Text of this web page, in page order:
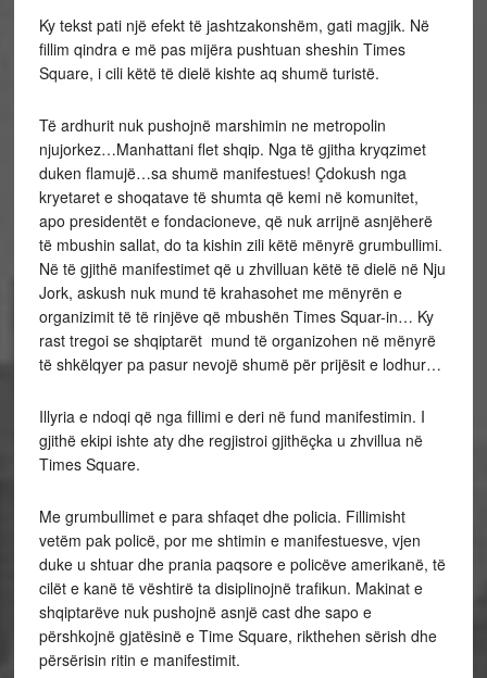
Ky tekst pati një efekt të jashtzakonshëm, gati magjik. Në
fillim qindra e më pas mijëra pushtuan sheshin Times
Square, i cili këtë të dielë kishte aq shumë turistë.
Të ardhurit nuk pushojnë marshimin ne metropolin
njujorkez…Manhattani flet shqip. Nga të gjitha kryqzimet
duken flamujë…sa shumë manifestues! Çdokush nga
kryetaret e shoqatave të shumta që kemi në komunitet,
apo presidentët e fondacioneve, që nuk arrijnë asnjëherë
të mbushin sallat, do ta kishin zili këtë mënyrë grumbullimi.
Në të gjithë manifestimet që u zhvilluan këtë të dielë në Nju
Jork, askush nuk mund të krahasohet me mënyrën e
organizimit të të rinjëve që mbushën Times Squar-in… Ky
rast tregoi se shqiptarët mund të organizohen në mënyrë
të shkëlqyer pa pasur nevojë shumë për prijësit e lodhur…
Illyria e ndoqi që nga fillimi e deri në fund manifestimin. I
gjithë ekipi ishte aty dhe regjistroi gjithëçka u zhvillua në
Times Square.
Me grumbullimet e para shfaqet dhe policia. Fillimisht
vetëm pak policë, por me shtimin e manifestuesve, vjen
duke u shtuar dhe prania paqsore e policëve amerikanë, të
cilët e kanë të vështirë ta disiplinojnë trafikun. Makinat e
shqiptarëve nuk pushojnë asnjë cast dhe sapo e
përshkojnë gjatësinë e Time Square, rikthehen sërish dhe
përsërisin ritin e manifestimit.